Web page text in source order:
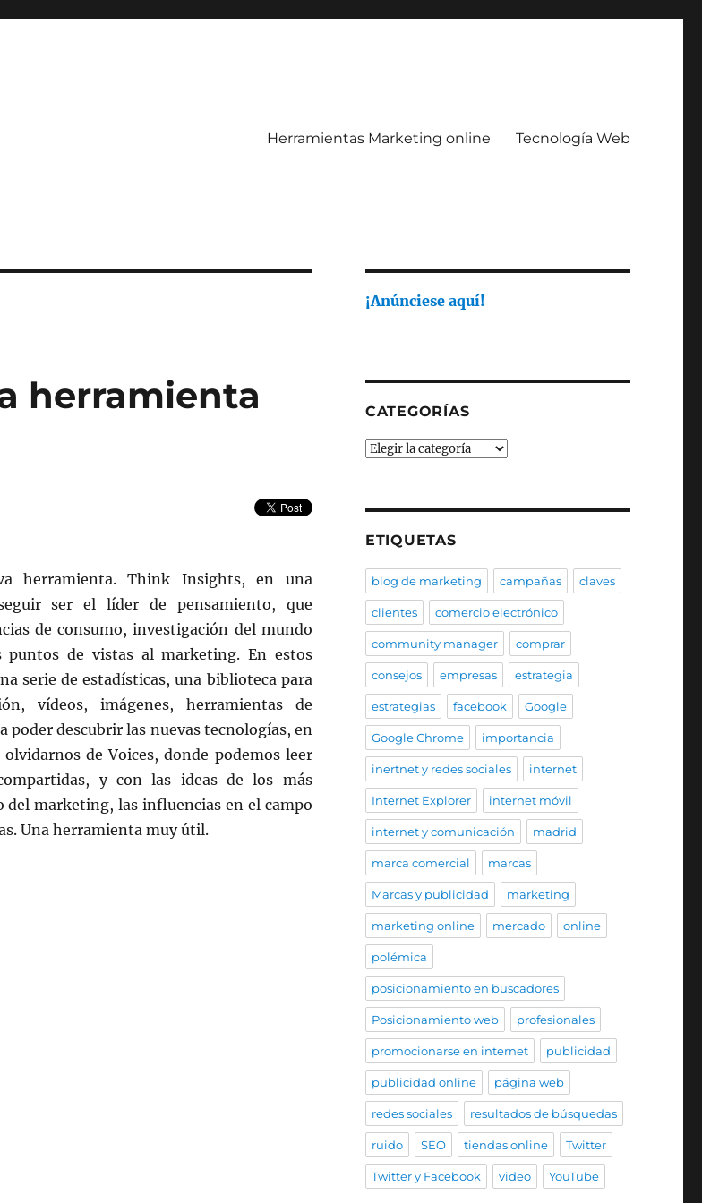
Herramientas Marketing online Tecnología Web
herramienta
herramienta. Think Insights, en una
ser el líder de pensamiento, que
de consumo, investigación del mundo
de vistas al marketing. En estos
serie de estadísticas, una biblioteca para
vídeos, imágenes, herramientas de
poder descubrir las nuevas tecnologías, en
de Voices, donde podemos leer
y con las ideas de los más
marketing, las influencias en el campo
Una herramienta muy útil.
¡Anúnciese aquí!
CATEGORÍAS
Categorías
ETIQUETAS
blog de marketing campañas claves
clientes comercio electrónico
community manager comprar
consejos empresas estrategia
estrategias facebook Google
Google Chrome importancia
inertnet y redes sociales internet
Internet Explorer internet móvil
internet y comunicación madrid
marca comercial marcas
Marcas y publicidad marketing
marketing online mercado online
polémica
posicionamiento en buscadores
Posicionamiento web profesionales
promocionarse en internet publicidad
publicidad online página web
redes sociales resultados de búsquedas
ruido SEO tiendas online Twitter
Twitter y Facebook video YouTube